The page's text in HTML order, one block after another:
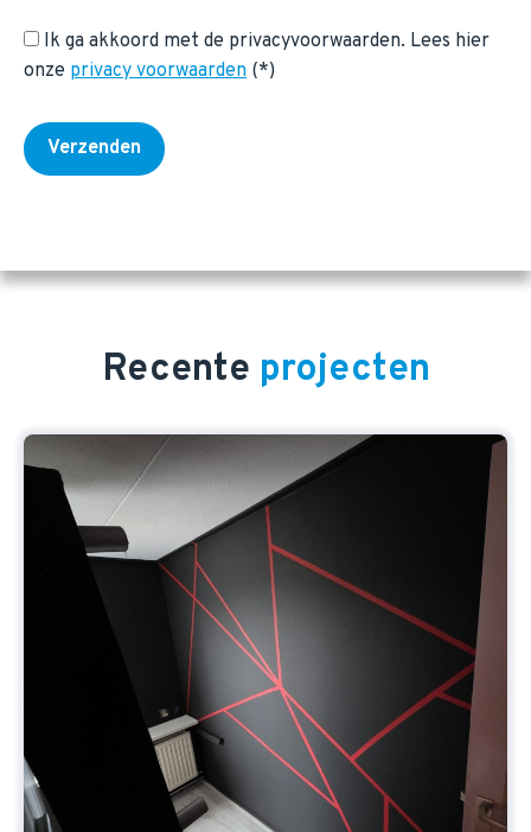
Ik ga akkoord met de privacyvoorwaarden. Lees hier
onze privacy voorwaarden (*)
Recente projecten